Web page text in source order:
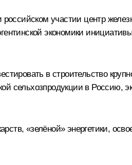
участии центр
экономики
в строительство
сельхозпродукции в Россию,
«зелёной» энергетики,